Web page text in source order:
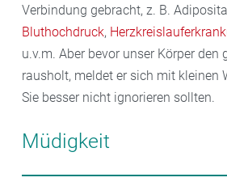
Verbindung gebracht, z. B.
Bluthochdruck,
u.v.m. Aber bevor unser Körper den
rausholt, meldet er sich mit kleinen
Sie besser nicht ignorieren sollten.
Müdigkeit
Sie fühlen sich oft schlapp und